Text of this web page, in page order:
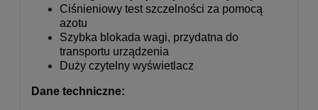
Ciśnieniowy test szczelności za pomocą
azotu
Szybka blokada wagi, przydatna do
transportu urządzenia
Duży czytelny wyświetlacz
Dane techniczne: